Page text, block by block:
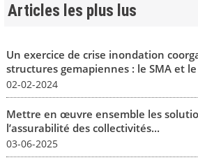
Articles les plus lus
Un exercice de crise inondation
structures gemapiennes : le SMA et le
02-02-2024
Mettre en œuvre ensemble les
l’assurabilité des collectivités...
03-06-2025